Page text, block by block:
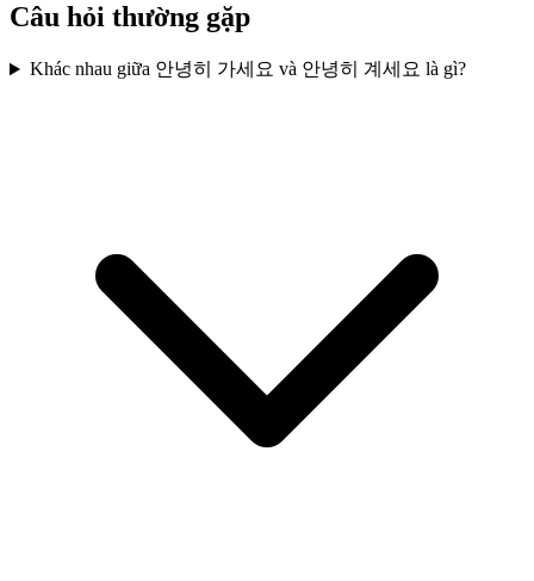
Câu hỏi thường gặp
Khác nhau giữa 안녕히 가세요 và 안녕히 계세요 là gì?